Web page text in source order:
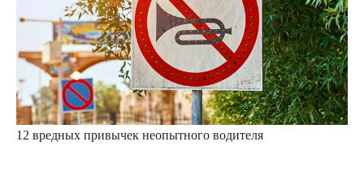
12 вредных привычек неопытного водителя